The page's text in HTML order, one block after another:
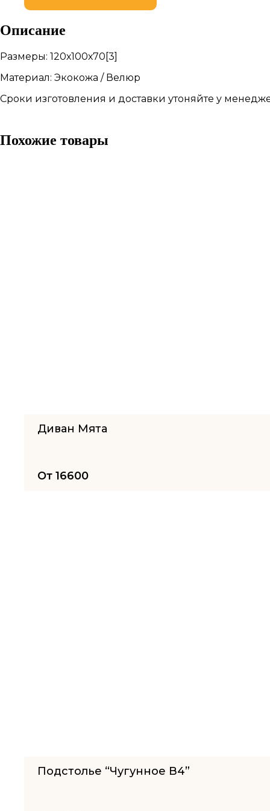
Описание
Размеры: 120х100х70[3]
Материал: Экокожа / Велюр
Сроки изготовления и доставки утоняйте у
Похожие товары
Диван Мята
От 16600
Подстолье “Чугунное B4”